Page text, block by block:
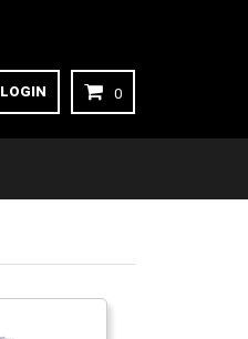
LOGIN 0